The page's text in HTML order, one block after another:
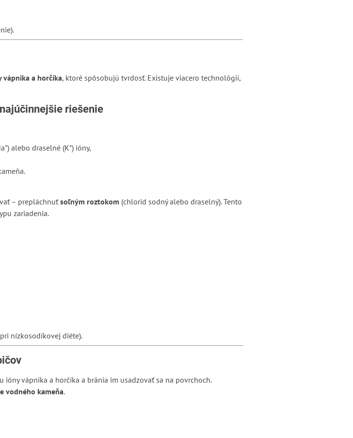
a horčíka, ktoré spôsobujú tvrdosť. Existuje viacero technológií,
riešenie
alebo draselné (K⁺) ióny,
– prepláchnuť soľným roztokom (chlorid sodný alebo draselný). Tento
zariadenia.
nízkosodíkovej diéte).
ióny vápnika a horčíka a bránia im usadzovať sa na povrchoch.
vodného kameňa.